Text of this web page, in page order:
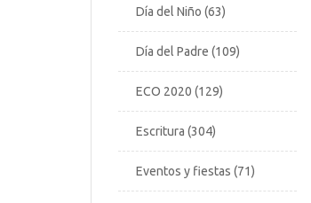
Día del Niño 63
Día del Padre 109
ECO 2020 129
Escritura 304
Eventos y fiestas 71